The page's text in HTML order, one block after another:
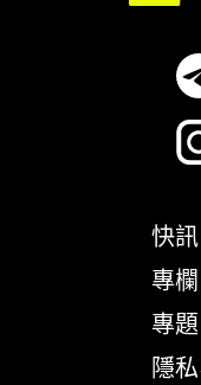
快訊
專欄
專題
隱